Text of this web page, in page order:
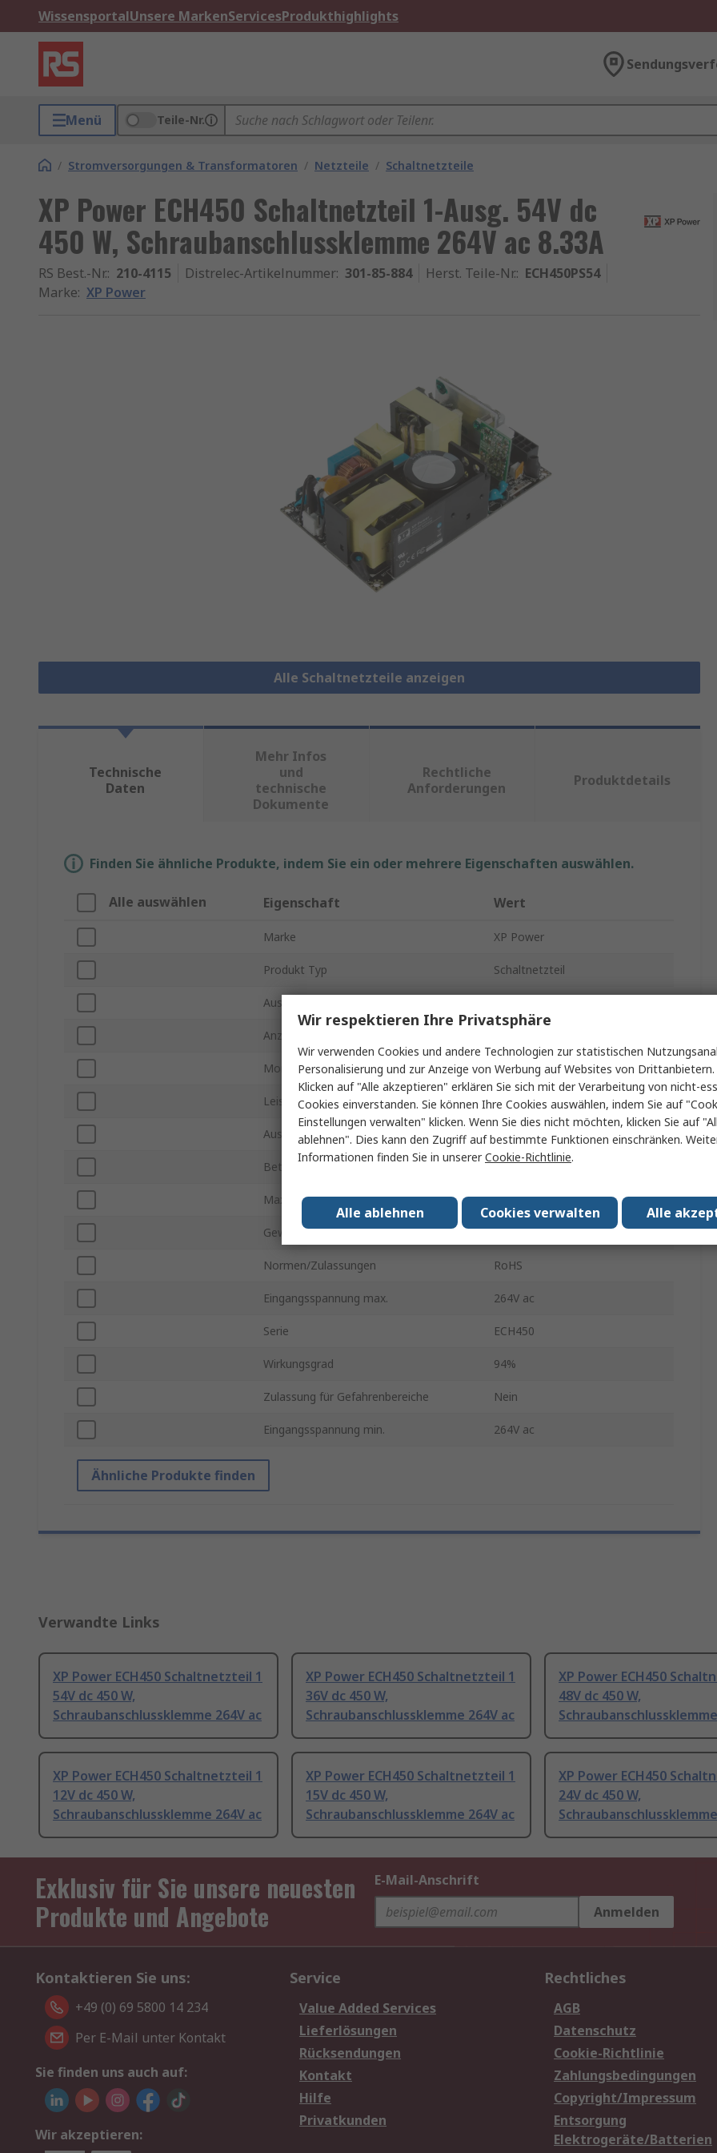
WissensportalUnsere MarkenServicesProdukthighlights
Menü Teile-Nr.
/ Stromversorgungen & Transformatoren / Netzteile / Schaltnetzteile
XP Power ECH450 Schaltnetzteil 1-Ausg. 54V dc
450 W, Schraubanschlussklemme 264V ac 8.33A
RS Best.-Nr.: 210-4115 Distrelec-Artikelnummer: 301-85-884 Herst. Teile-Nr.: ECH450PS54
Marke: XP Power
Alle Schaltnetzteile anzeigen
Technische
Daten
Mehr Infos
und
technische
Dokumente
Rechtliche
Anforderungen
Produktdetails
Finden Sie ähnliche Produkte, indem Sie ein oder mehrere Eigenschaften auswählen.
Alle auswählen Eigenschaft Wert
Marke XP Power
Produkt Typ Schaltnetzteil
Ausgangsspannung max.
Anzahl der Ausgänge
Montageart Schraubanschlussklemme
Leistung 450W
Ausgangsstrom 8.33A
Betriebstemperatur min. -20°C
Maximale Betriebstemperatur 70°C
Gewicht 0.86lb
Normen/Zulassungen RoHS
Eingangsspannung max. 264V ac
Serie ECH450
Wirkungsgrad 94%
Zulassung für Gefahrenbereiche Nein
Eingangsspannung min. 264V ac
Ähnliche Produkte finden
Verwandte Links
XP Power ECH450 Schaltnetzteil 1
54V dc 450 W,
Schraubanschlussklemme 264V ac
XP Power ECH450 Schaltnetzteil 1
36V dc 450 W,
Schraubanschlussklemme 264V ac
XP Power ECH450
48V dc 450 W,
XP Power ECH450 Schaltnetzteil 1
12V dc 450 W,
Schraubanschlussklemme 264V ac
XP Power ECH450 Schaltnetzteil 1
15V dc 450 W,
Schraubanschlussklemme 264V ac
XP Power ECH450
24V dc 450 W,
Exklusiv für Sie unsere neuesten
Produkte und Angebote
E-Mail-Anschrift
Anmelden
Kontaktieren Sie uns:
+49 (0) 69 5800 14 234
Per E-Mail unter Kontakt
Sie finden uns auch auf:
Wir akzeptieren:
Service
Value Added Services
Lieferlösungen
Rücksendungen
Kontakt
Hilfe
Privatkunden
Rechtliches
AGB
Datenschutz
Cookie-Richtlinie
Zahlungsbedingungen
Copyright/Impressum
Entsorgung
Elektrogeräte/Batterien
Wir respektieren Ihre Privatsphäre
Wir verwenden Cookies und andere Technologien zur statistischen
Personalisierung und zur Anzeige von Werbung auf Websites von
Klicken auf "Alle akzeptieren" erklären Sie sich mit der Verarbeitung von nicht-
Cookies einverstanden. Sie können Ihre Cookies auswählen, indem Sie auf
Einstellungen verwalten" klicken. Wenn Sie dies nicht möchten, klicken Sie auf
ablehnen". Dies kann den Zugriff auf bestimmte Funktionen einschränken.
Informationen finden Sie in unsererCookie-Richtlinie.
Alle
Cookies verwalten
Alle ablehnen